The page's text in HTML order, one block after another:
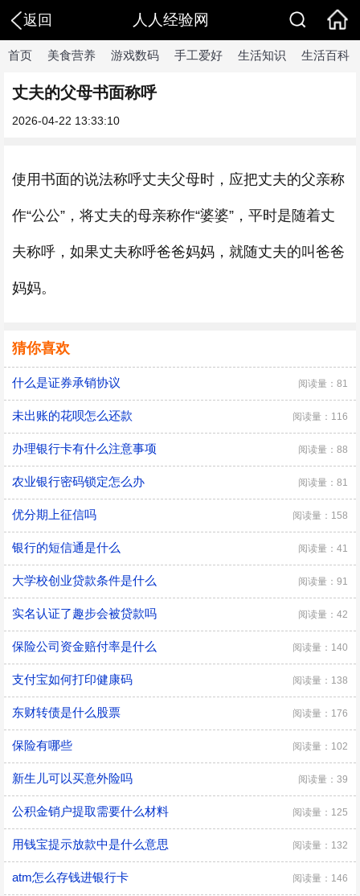
返回 人人经验网
首页 美食营养 游戏数码 手工爱好 生活知识 生活百科
丈夫的父母书面称呼
2026-04-22 13:33:10
使用书面的说法称呼丈夫父母时，应把丈夫的父亲称
作“公公”，将丈夫的母亲称作“婆婆”，平时是随着丈
夫称呼，如果丈夫称呼爸爸妈妈，就随丈夫的叫爸爸
妈妈。
猜你喜欢
什么是证券承销协议 阅读量：81
未出账的花呗怎么还款 阅读量：116
办理银行卡有什么注意事项 阅读量：88
农业银行密码锁定怎么办 阅读量：81
优分期上征信吗 阅读量：158
银行的短信通是什么 阅读量：41
大学校创业贷款条件是什么 阅读量：91
实名认证了趣步会被贷款吗 阅读量：42
保险公司资金赔付率是什么 阅读量：140
支付宝如何打印健康码 阅读量：138
东财转债是什么股票 阅读量：176
保险有哪些 阅读量：102
新生儿可以买意外险吗 阅读量：39
公积金销户提取需要什么材料 阅读量：125
用钱宝提示放款中是什么意思 阅读量：132
atm怎么存钱进银行卡 阅读量：146